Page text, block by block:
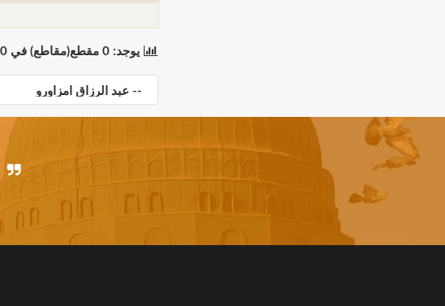
يوجد: 0 مقطع(مقاطع) في 0 صفحة(صفحات). المعروض: مقاطع 0 إلى 0.